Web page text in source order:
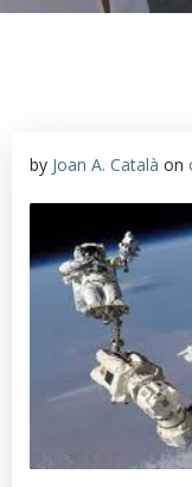
by Joan A. Català on